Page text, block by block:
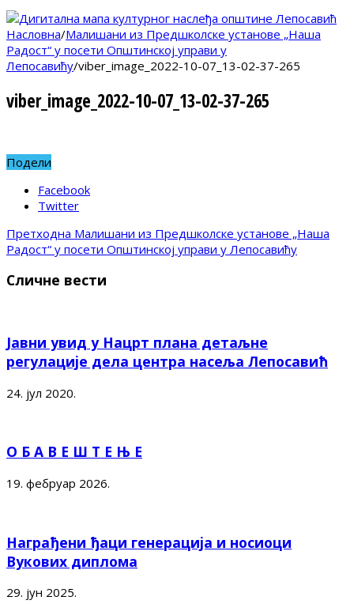
Насловна/Малишани из Предшколске установе „Наша
Радост“ у посети Општинској управи у
Лепосавићу/viber_image_2022-10-07_13-02-37-265
viber_image_2022-10-07_13-02-37-265
Подели
Facebook
Twitter
Претходна Малишани из Предшколске установе „Наша
Радост“ у посети Општинској управи у Лепосавићу
Сличне вести
Јавни увид у Нацрт плана детаљне
регулације дела центра насеља Лепосавић
24. јул 2020.
О Б А В Е Ш Т Е Њ Е
19. фебруар 2026.
Награђени ђаци генерација и носиоци
Вукових диплома
29. јун 2025.